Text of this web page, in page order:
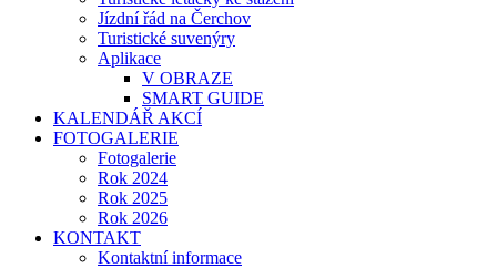
Jízdní řád na Čerchov
Turistické suvenýry
Aplikace
V OBRAZE
SMART GUIDE
KALENDÁŘ AKCÍ
FOTOGALERIE
Fotogalerie
Rok 2024
Rok 2025
Rok 2026
KONTAKT
Kontaktní informace